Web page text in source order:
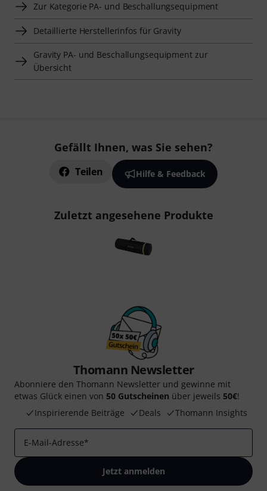
Zur Kategorie PA- und Beschallungsequipment
Detaillierte Herstellerinfos für Gravity
Gravity PA- und Beschallungsequipment zur
Übersicht
Gefällt Ihnen, was Sie sehen?
Teilen Hilfe & Feedback
Zuletzt angesehene Produkte
Thomann Newsletter
Abonniere den Thomann Newsletter und gewinne mit
etwas Glück einen von 50 Gutscheinen über jeweils 50€!
Inspirierende Beiträge
Deals Thomann Insights
E-Mail-Adresse*
Jetzt anmelden